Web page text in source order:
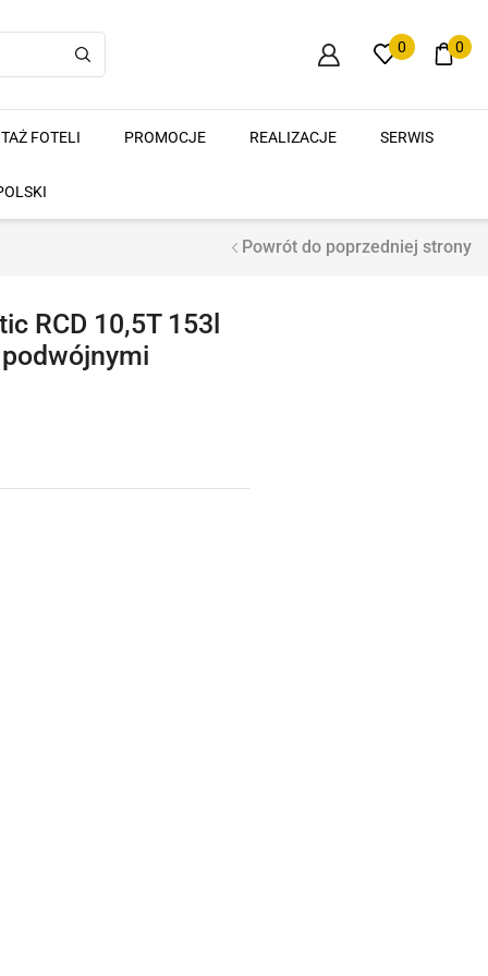
0 0
FOTELI PROMOCJE REALIZACJE SERWIS
Powrót do poprzedniej strony
RCD 10,5T 153l